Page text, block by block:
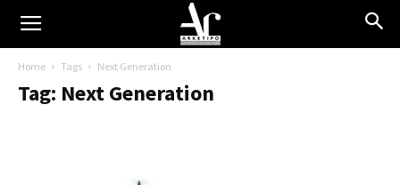
Home Tags Next Generation
Tag: Next Generation